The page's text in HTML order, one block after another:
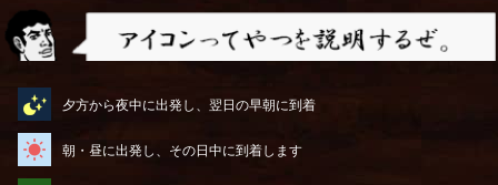
夕方から夜中に出発し、翌日の早朝に到着
朝・昼に出発し、その日中に到着します